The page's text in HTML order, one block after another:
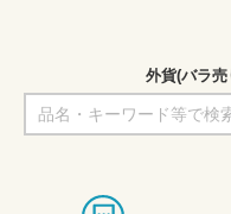
外貨(バラ